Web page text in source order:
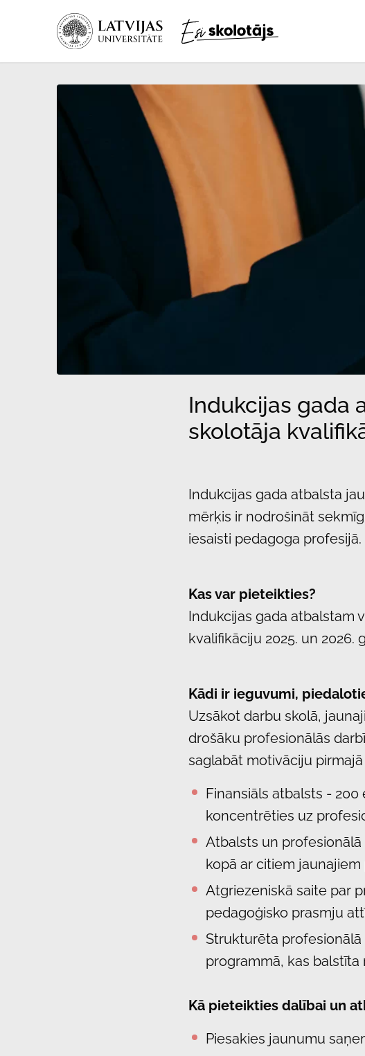
Indukcijas gada
skolotāja
Indukcijas gada atbalsta
mērķis ir nodrošināt
iesaisti pedagoga profesijā.
Kas var pieteikties?
Indukcijas gada atbalstam
kvalifikāciju 2025. un 2026.
Kādi ir ieguvumi,
Uzsākot darbu skolā,
drošāku profesionālās
saglabāt motivāciju
Finansiāls atbalsts -
koncentrēties uz
Atbalsts un
kopā ar citiem
Atgriezeniskā saite par
pedagoģisko prasmju
Strukturēta
programmā, kas balstīta
Kā pieteikties dalībai un
Piesakies jaunumu